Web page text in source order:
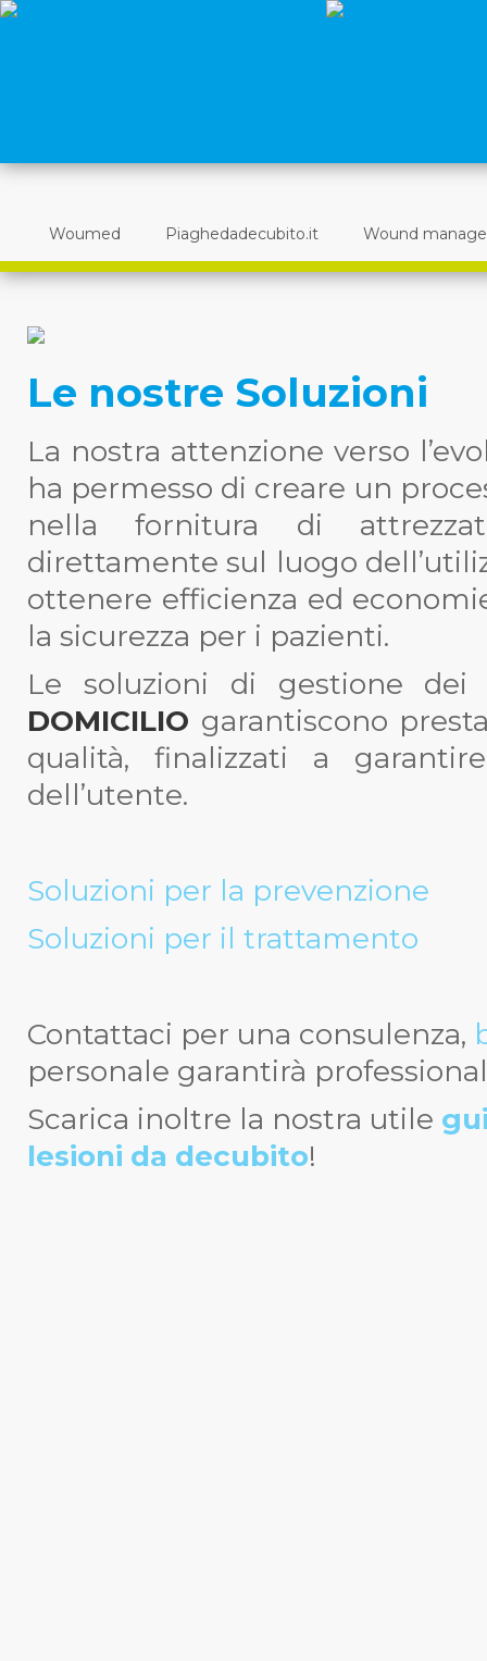
Woumed Piaghedadecubito.it Wound
Le nostre Soluzioni
La nostra attenzione verso
ha permesso di creare un
nella fornitura di
direttamente sul luogo
ottenere efficienza ed
la sicurezza per i pazienti.
Le soluzioni di gestione
DOMICILIO garantiscono
qualità, finalizzati a
dell’utente.
Soluzioni per la prevenzione
Soluzioni per il trattamento
Contattaci per una consulenza,
personale garantirà
Scarica inoltre la nostra utile
lesioni da decubito!